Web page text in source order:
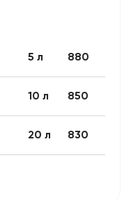
5 л 880
10 л 850
20 л 830